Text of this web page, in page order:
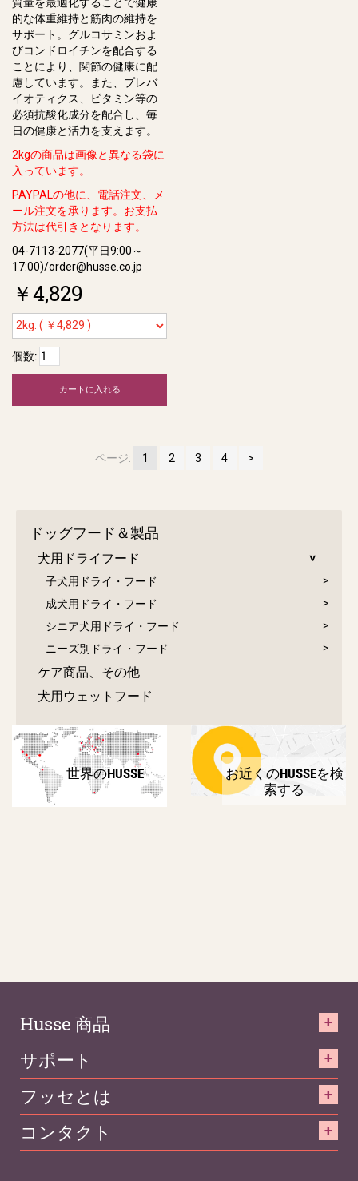
質量を最適化することで健康
的な体重維持と筋⾁の維持を
サポート。グルコサミンおよ
びコンドロイチンを配合する
ことにより、関節の健康に配
慮しています。また、プレバ
イオティクス、ビタミン等の
必須抗酸化成分を配合し、毎
⽇の健康と活⼒を⽀えます。
2kgの商品は画像と異なる袋に
入っています。
PAYPALの他に、電話注文、メ
ール注文を承ります。お支払
方法は代引きとなります。
04-7113-2077(平日9:00～
17:00)/order@husse.co.jp
￥4,829
個数:
カートに入れる
ページ: 1 2 3 4
ドッグフード＆製品
犬用ドライフード
子犬用ドライ・フード
成犬用ドライ・フード
シニア犬用ドライ・フード
ニーズ別ドライ・フード
ケア商品、その他
犬用ウェットフード
世界のHUSSE
お近くのHUSSEを検
索する
Husse 商品
サポート
フッセとは
コンタクト